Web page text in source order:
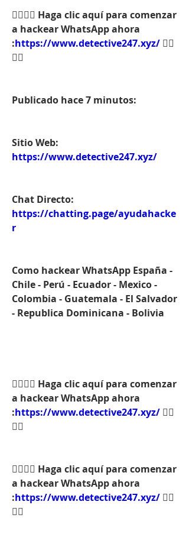
👉🏻👉🏻 Haga clic aquí para comenzar
a hackear WhatsApp ahora
:https://www.detective247.xyz/ 👈🏻
👈🏻
Publicado hace 7 minutos:
Sitio Web:
https://www.detective247.xyz/
Chat Directo:
https://chatting.page/ayudahacke
r
Como hackear WhatsApp España -
Chile - Perú - Ecuador - Mexico -
Colombia - Guatemala - El Salvador
- Republica Dominicana - Bolivia
👉🏻👉🏻 Haga clic aquí para comenzar
a hackear WhatsApp ahora
:https://www.detective247.xyz/ 👈🏻
👈🏻
👉🏻👉🏻 Haga clic aquí para comenzar
a hackear WhatsApp ahora
:https://www.detective247.xyz/ 👈🏻
👈🏻